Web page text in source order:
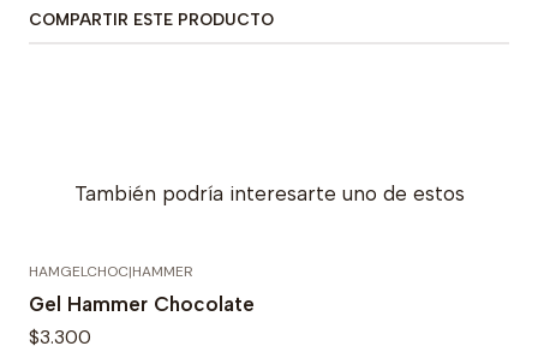
COMPARTIR ESTE PRODUCTO
También podría interesarte uno de estos
HAMGELCHOC|HAMMER
Gel Hammer Chocolate
$3.300